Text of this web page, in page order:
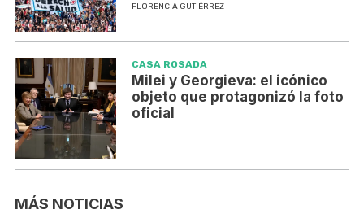
FLORENCIA GUTIÉRREZ
CASA ROSADA
Milei y Georgieva: el icónico
objeto que protagonizó la foto
oficial
MÁS NOTICIAS